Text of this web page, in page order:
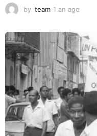
by team 1 an ago
a
g
o